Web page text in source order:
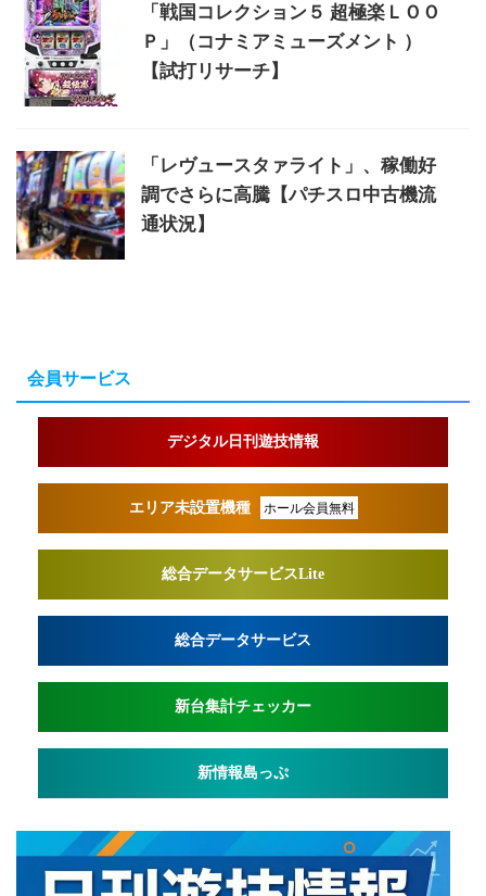
「戦国コレクション５ 超極楽ＬＯＯ
Ｐ」（コナミアミューズメント ）
【試打リサーチ】
「レヴュースタァライト」、稼働好
調でさらに高騰【パチスロ中古機流
通状況】
会員サービス
デジタル日刊遊技情報
エリア未設置機種 ホール会員無料
総合データサービスLite
総合データサービス
新台集計チェッカー
新情報島っぷ